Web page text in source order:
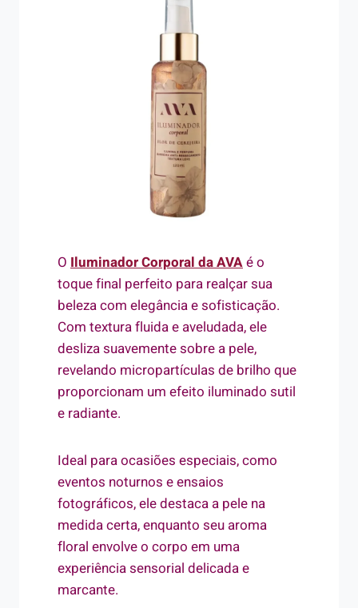
O Iluminador Corporal da AVAé o
toque final perfeito para realçar sua
beleza com elegância e sofisticação.
Com textura fluida e aveludada, ele
desliza suavemente sobre a pele,
revelando micropartículas de brilho que
proporcionam um efeito iluminado sutil
e radiante.
Ideal para ocasiões especiais, como
eventos noturnos e ensaios
fotográficos, ele destaca a pele na
medida certa, enquanto seu aroma
floral envolve o corpo em uma
experiência sensorial delicada e
marcante.